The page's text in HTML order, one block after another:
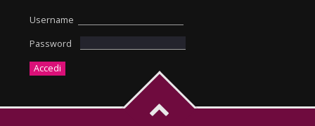
Username
Password